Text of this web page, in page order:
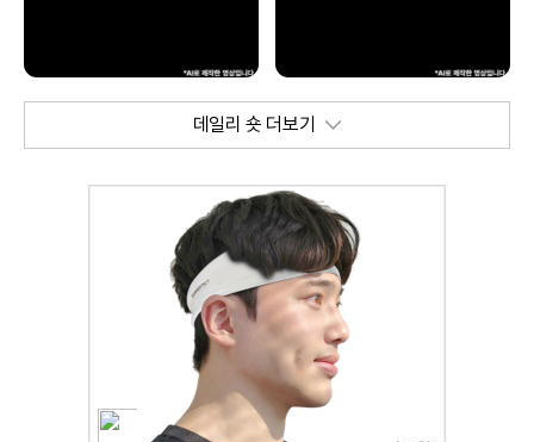
데일리 숏 더보기